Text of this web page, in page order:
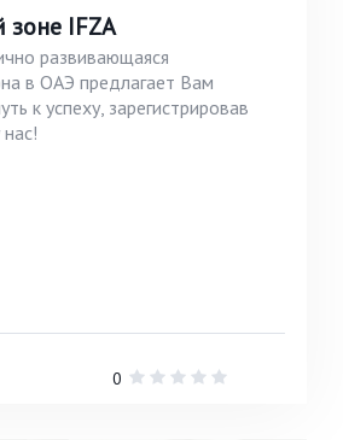
зоне IFZA
развивающаяся
в ОАЭ предлагает Вам
к успеху, зарегистрировав
0